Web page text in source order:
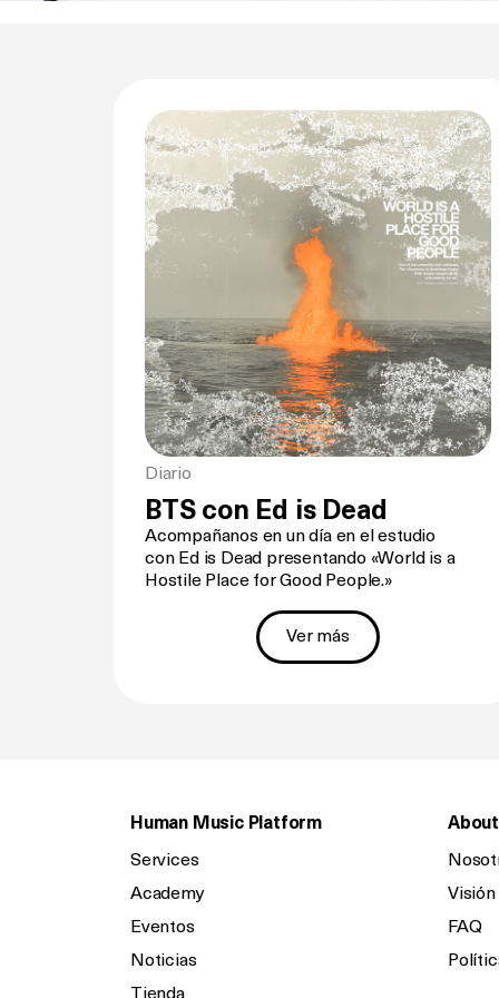
Diario
BTS con Ed is Dead
Acompañanos en un día en el estudio
con Ed is Dead presentando «World is a
Hostile Place for Good People.»
Ver más
Human Music Platform
Services
Academy
Eventos
Noticias
Tienda
About
Visión
FAQ